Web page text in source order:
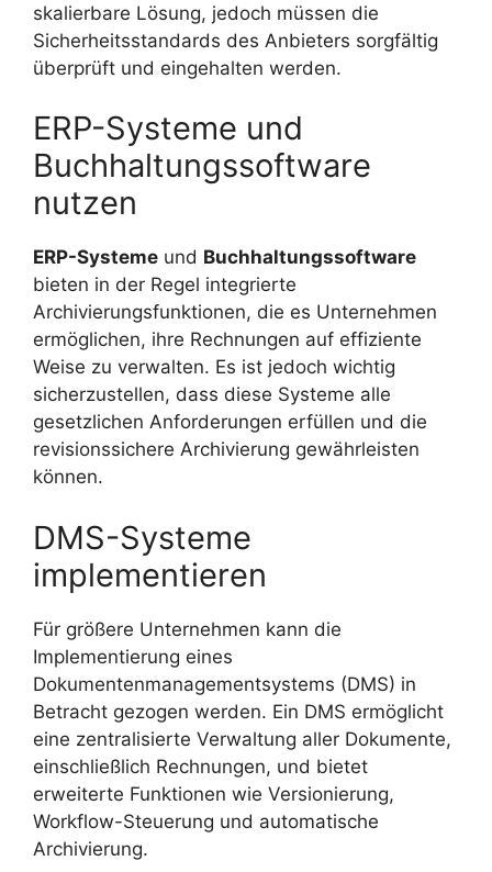
skalierbare Lösung, jedoch müssen die
Sicherheitsstandards des Anbieters sorgfältig
überprüft und eingehalten werden.
ERP-Systeme und
Buchhaltungssoftware
nutzen
ERP-Systeme und Buchhaltungssoftware
bieten in der Regel integrierte
Archivierungsfunktionen, die es Unternehmen
ermöglichen, ihre Rechnungen auf effiziente
Weise zu verwalten. Es ist jedoch wichtig
sicherzustellen, dass diese Systeme alle
gesetzlichen Anforderungen erfüllen und die
revisionssichere Archivierung gewährleisten
können.
DMS-Systeme
implementieren
Für größere Unternehmen kann die
Implementierung eines
Dokumentenmanagementsystems (DMS) in
Betracht gezogen werden. Ein DMS ermöglicht
eine zentralisierte Verwaltung aller Dokumente,
einschließlich Rechnungen, und bietet
erweiterte Funktionen wie Versionierung,
Workflow-Steuerung und automatische
Archivierung.